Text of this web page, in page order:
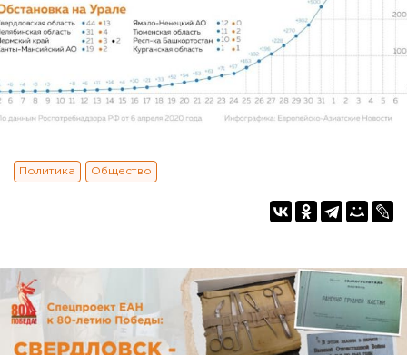
Политика Общество